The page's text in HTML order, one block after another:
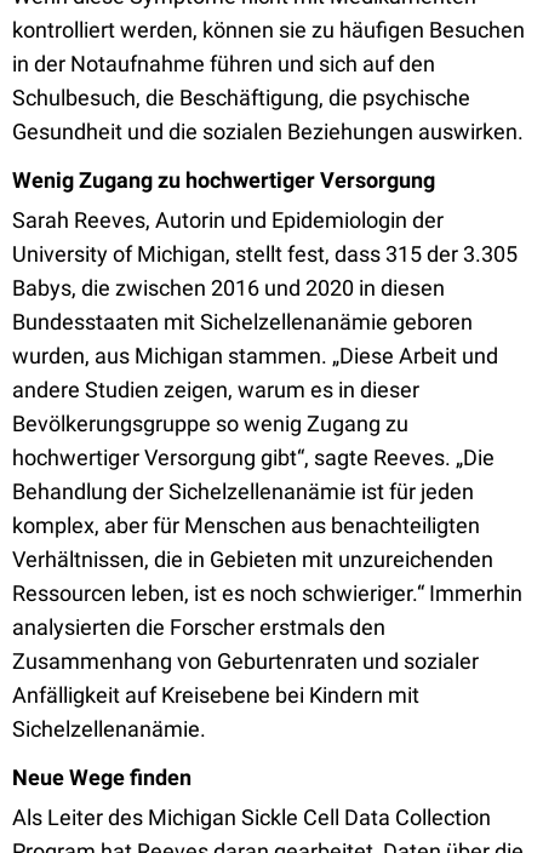
kontrolliert werden, können sie zu häufigen Besuchen
in der Notaufnahme führen und sich auf den
Schulbesuch, die Beschäftigung, die psychische
Gesundheit und die sozialen Beziehungen auswirken.
Wenig Zugang zu hochwertiger Versorgung
Sarah Reeves, Autorin und Epidemiologin der
University of Michigan, stellt fest, dass 315 der 3.305
Babys, die zwischen 2016 und 2020 in diesen
Bundesstaaten mit Sichelzellenanämie geboren
wurden, aus Michigan stammen. „Diese Arbeit und
andere Studien zeigen, warum es in dieser
Bevölkerungsgruppe so wenig Zugang zu
hochwertiger Versorgung gibt“, sagte Reeves. „Die
Behandlung der Sichelzellenanämie ist für jeden
komplex, aber für Menschen aus benachteiligten
Verhältnissen, die in Gebieten mit unzureichenden
Ressourcen leben, ist es noch schwieriger.“ Immerhin
analysierten die Forscher erstmals den
Zusammenhang von Geburtenraten und sozialer
Anfälligkeit auf Kreisebene bei Kindern mit
Sichelzellenanämie.
Neue Wege finden
Als Leiter des Michigan Sickle Cell Data Collection